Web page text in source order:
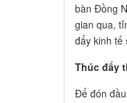
bàn Đồng
gian qua,
đẩy kinh tế
Thúc đẩy
Để đón